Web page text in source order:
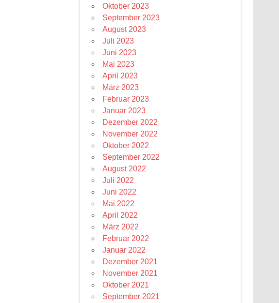
Oktober 2023
September 2023
August 2023
Juli 2023
Juni 2023
Mai 2023
April 2023
März 2023
Februar 2023
Januar 2023
Dezember 2022
November 2022
Oktober 2022
September 2022
August 2022
Juli 2022
Juni 2022
Mai 2022
April 2022
März 2022
Februar 2022
Januar 2022
Dezember 2021
November 2021
Oktober 2021
September 2021